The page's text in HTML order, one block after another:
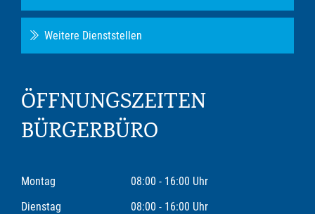
Weitere Dienststellen
ÖFFNUNGSZEITEN
BÜRGERBÜRO
Montag
08:00 - 16:00 Uhr
Dienstag
08:00 - 16:00 Uhr